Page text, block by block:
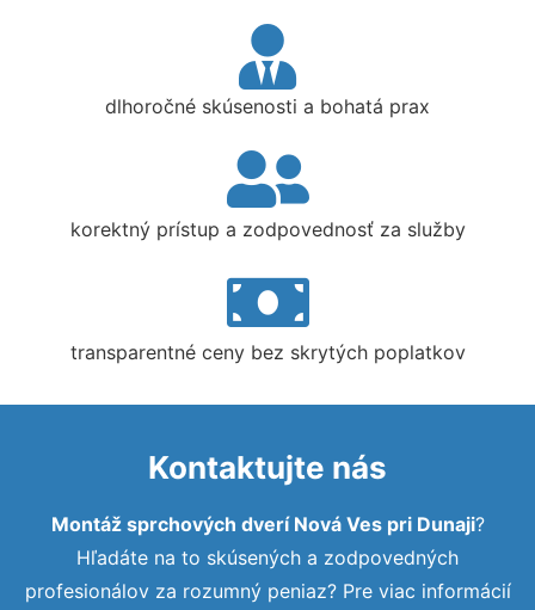
dlhoročné skúsenosti a bohatá prax
korektný prístup a zodpovednosť za služby
transparentné ceny bez skrytých poplatkov
Kontaktujte nás
Montáž sprchových dverí Nová Ves pri Dunaji?
Hľadáte na to skúsených a zodpovedných
profesionálov za rozumný peniaz? Pre viac informácií